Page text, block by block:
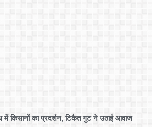
में किसानों का प्रदर्शन, टिकैत गुट ने उठाई आवाज